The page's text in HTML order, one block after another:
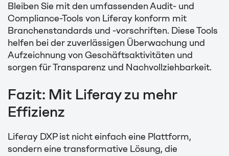
Bleiben Sie mit den umfassenden Audit- und
Compliance-Tools von Liferay konform mit
Branchenstandards und -vorschriften. Diese Tools
helfen bei der zuverlässigen Überwachung und
Aufzeichnung von Geschäftsaktivitäten und
sorgen für Transparenz und Nachvollziehbarkeit.
Fazit: Mit Liferay zu mehr
Effizienz
Liferay DXP ist nicht einfach eine Plattform,
sondern eine transformative Lösung, die